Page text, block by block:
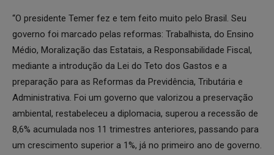
“O presidente Temer fez e tem feito muito pelo Brasil. Seu
governo foi marcado pelas reformas: Trabalhista, do Ensino
Médio, Moralização das Estatais, a Responsabilidade Fiscal,
mediante a introdução da Lei do Teto dos Gastos e a
preparação para as Reformas da Previdência, Tributária e
Administrativa. Foi um governo que valorizou a preservação
ambiental, restabeleceu a diplomacia, superou a recessão de
8,6% acumulada nos 11 trimestres anteriores, passando para
um crescimento superior a 1%, já no primeiro ano de governo.